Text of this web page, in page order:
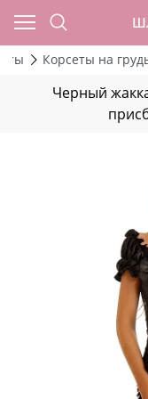
Корсеты на
Черный